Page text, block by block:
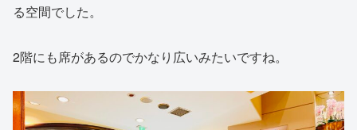
る空間でした。
2階にも席があるのでかなり広いみたいですね。